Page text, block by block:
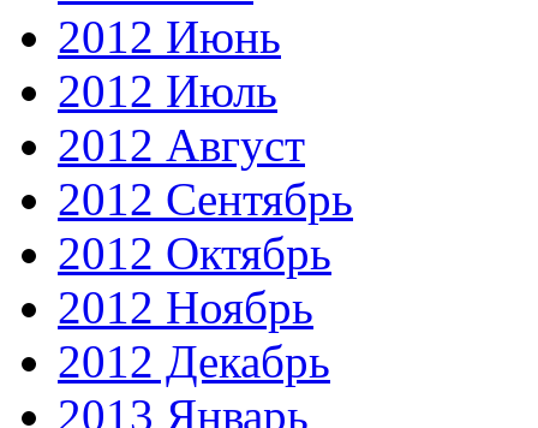
2012 Июнь
2012 Июль
2012 Август
2012 Сентябрь
2012 Октябрь
2012 Ноябрь
2012 Декабрь
2013 Январь